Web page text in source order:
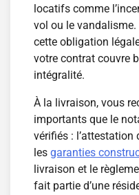
locatifs comme
vol ou le
cette obligation
votre contrat couvre
intégralité.
À la livraison, vous
importants que le
vérifiés : l’attestation
lesgaranties
livraison et le
fait partie d’une